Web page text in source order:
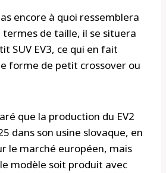
encore à quoi ressemblera
termes de taille, il se situera
SUV EV3, ce qui en fait
forme de petit crossover ou
que la production du EV2
dans son usine slovaque, en
le marché européen, mais
le modèle soit produit avec